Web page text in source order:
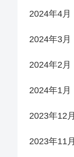
2024年4月
2024年3月
2024年2月
2024年1月
2023年12月
2023年11月